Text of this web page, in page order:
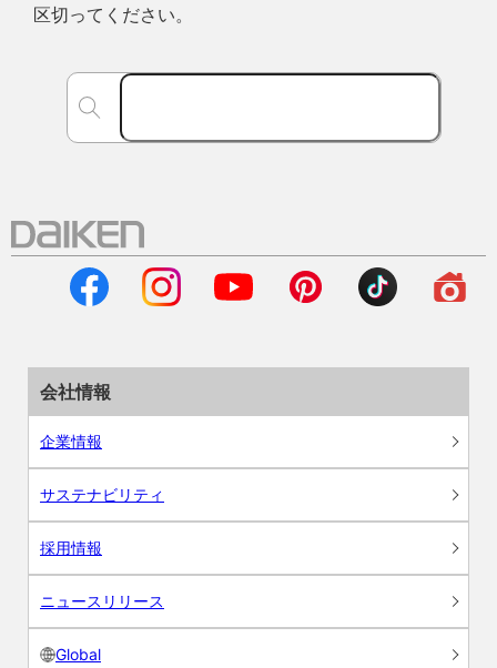
区切ってください。
会社情報
企業情報
サステナビリティ
採用情報
ニュースリリース
Global